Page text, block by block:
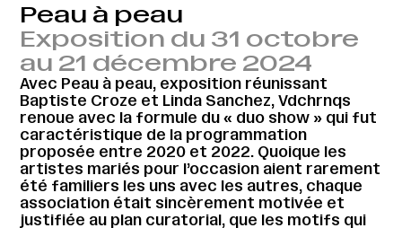
Peau à peau
Exposition du 31 octobre
au 21 décembre 2024
Avec Peau à peau, exposition réunissant
Baptiste Croze et Linda Sanchez, Vdchrnqs
renoue avec la formule du « duo show » qui fut
caractéristique de la programmation
proposée entre 2020 et 2022. Quoique les
artistes mariés pour l’occasion aient rarement
été familiers les uns avec les autres, chaque
association était sincèrement motivée et
justifiée au plan curatorial, que les motifs qui